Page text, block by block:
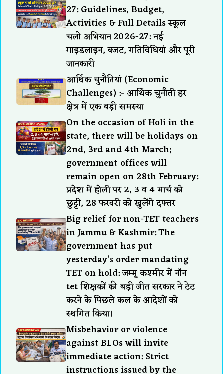
27: Guidelines, Budget,
Activities & Full Details स्कूल
चलो अभियान 2026-27: नई
गाइडलाइन, बजट, गतिविधियां और पूरी
जानकारी
आर्थिक चुनौतियां (Economic
Challenges) :- आर्थिक चुनौती हर
क्षेत्र में एक बड़ी समस्या
On the occasion of Holi in the
state, there will be holidays on
2nd, 3rd and 4th March;
government offices will
remain open on 28th February:
प्रदेश में होली पर 2, 3 व 4 मार्च को
छुट्टी, 28 फरवरी को खुलेंगे दफ्तर
Big relief for non-TET teachers
in Jammu & Kashmir: The
government has put
yesterday’s order mandating
TET on hold: जम्मू कश्मीर में नॉन
tet शिक्षकों की बड़ी जीत सरकार ने टेट
करने के पिछले कल के आदेशों को
स्थगित किया।
Misbehavior or violence
against BLOs will invite
immediate action: Strict
instructions issued by the